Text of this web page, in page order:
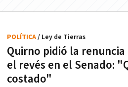
Quirno pidió la
el revés en el Senado:
costado"
POLÍTICA/ Ley de Tierras